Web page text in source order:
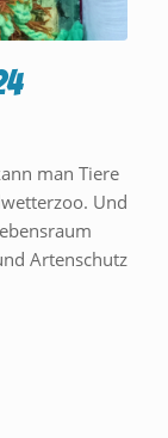
man Tiere
Und
Artenschutz